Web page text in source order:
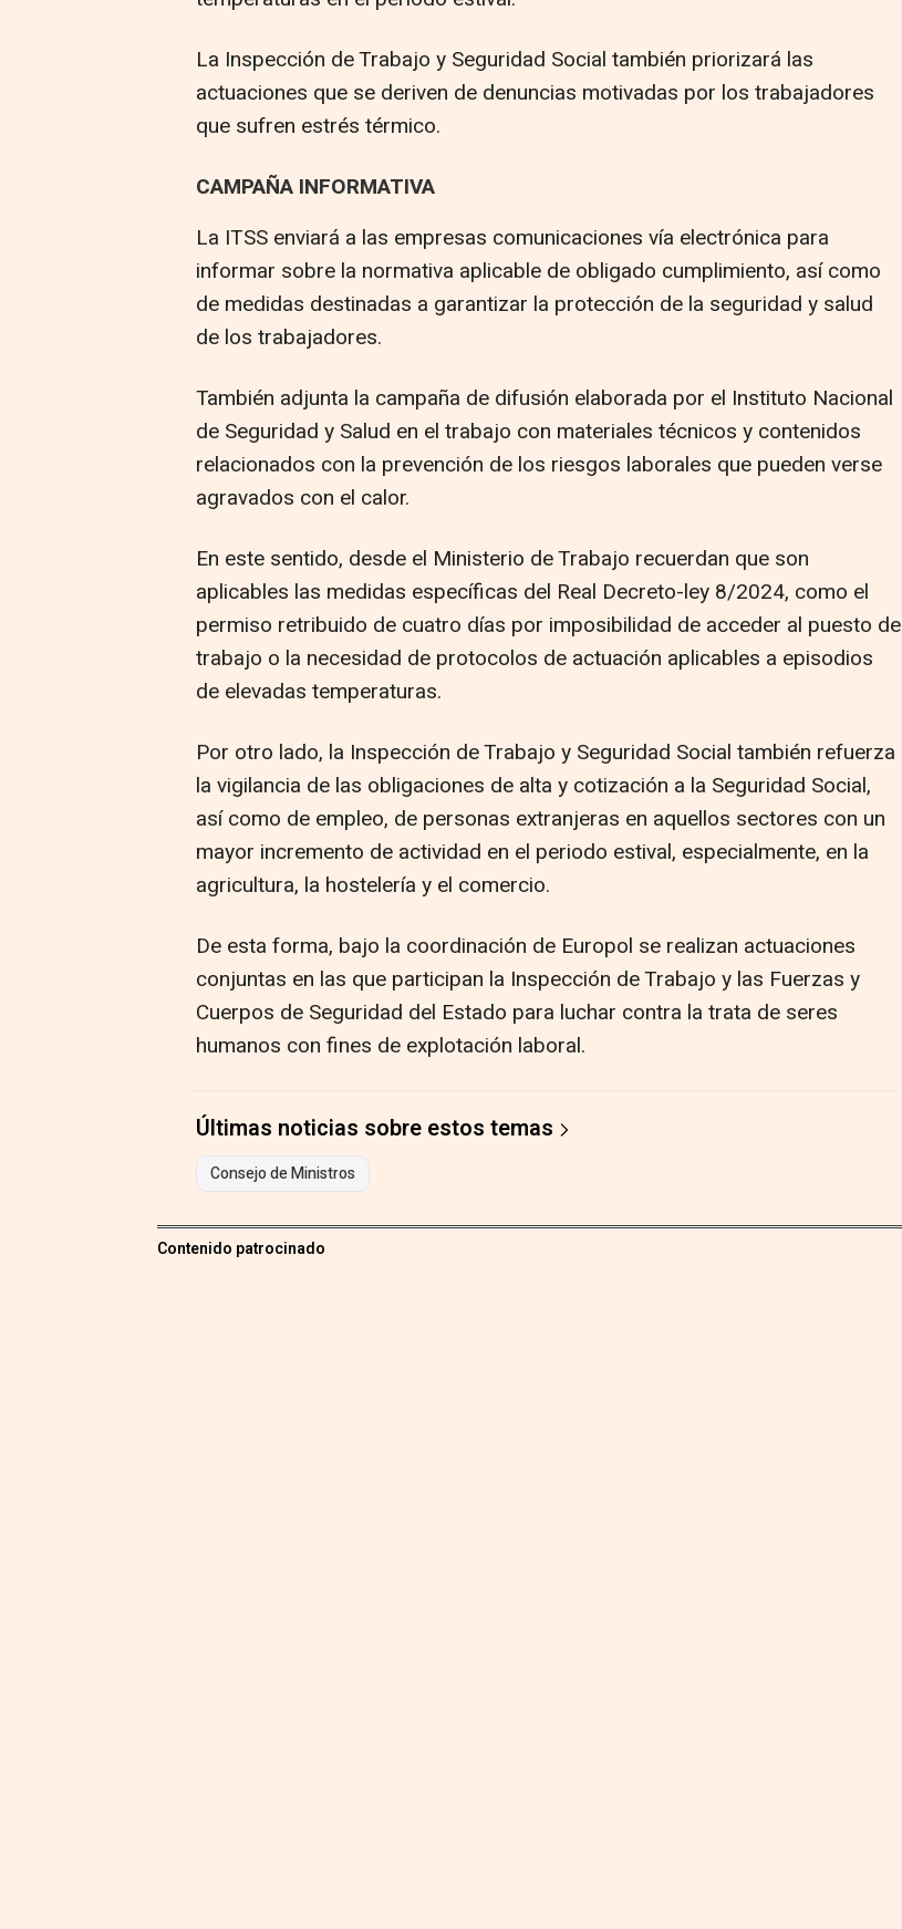
La Inspección de Trabajo y Seguridad Social también priorizará las
actuaciones que se deriven de denuncias motivadas por los trabajadores
que sufren estrés térmico.
CAMPAÑA INFORMATIVA
La ITSS enviará a las empresas comunicaciones vía electrónica para
informar sobre la normativa aplicable de obligado cumplimiento, así como
de medidas destinadas a garantizar la protección de la seguridad y salud
de los trabajadores.
También adjunta la campaña de difusión elaborada por el Instituto Nacional
de Seguridad y Salud en el trabajo con materiales técnicos y contenidos
relacionados con la prevención de los riesgos laborales que pueden verse
agravados con el calor.
En este sentido, desde el Ministerio de Trabajo recuerdan que son
aplicables las medidas específicas del Real Decreto-ley 8/2024, como el
permiso retribuido de cuatro días por imposibilidad de acceder al puesto de
trabajo o la necesidad de protocolos de actuación aplicables a episodios
de elevadas temperaturas.
Por otro lado, la Inspección de Trabajo y Seguridad Social también refuerza
la vigilancia de las obligaciones de alta y cotización a la Seguridad Social,
así como de empleo, de personas extranjeras en aquellos sectores con un
mayor incremento de actividad en el periodo estival, especialmente, en la
agricultura, la hostelería y el comercio.
De esta forma, bajo la coordinación de Europol se realizan actuaciones
conjuntas en las que participan la Inspección de Trabajo y las Fuerzas y
Cuerpos de Seguridad del Estado para luchar contra la trata de seres
humanos con fines de explotación laboral.
Últimas noticias sobre estos temas
Consejo de Ministros
Contenido patrocinado